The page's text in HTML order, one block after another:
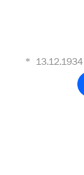
13.12.1934